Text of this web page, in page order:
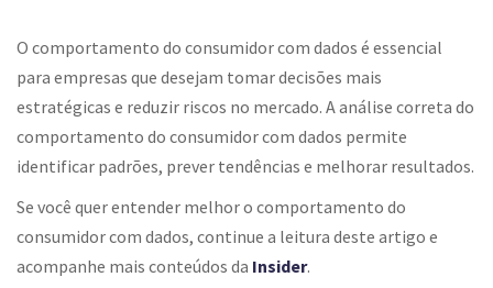
O comportamento do consumidor com dados é essencial
para empresas que desejam tomar decisões mais
estratégicas e reduzir riscos no mercado. A análise correta do
comportamento do consumidor com dados permite
identificar padrões, prever tendências e melhorar resultados.
Se você quer entender melhor o comportamento do
consumidor com dados, continue a leitura deste artigo e
acompanhe mais conteúdos da Insider.